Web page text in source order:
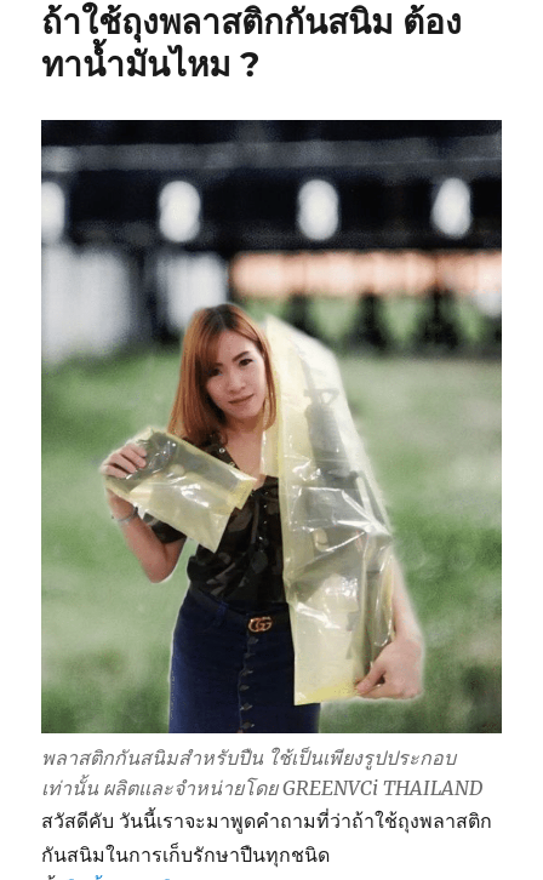
ถ้าใช้ถุงพลาสติกกันสนิม ต้อง
ทาน้ำมันไหม ?
พลาสติกกันสนิมสำหรับปืน ใช้เป็นเพียงรูปประกอบ
เท่านั้น ผลิตและจำหน่ายโดย GREENVCi THAILAND
สวัสดีคับ วันนี้เราจะมาพูดคำถามที่ว่าถ้าใช้ถุงพลาสติก
กันสนิมในการเก็บรักษาปืนทุกชนิด